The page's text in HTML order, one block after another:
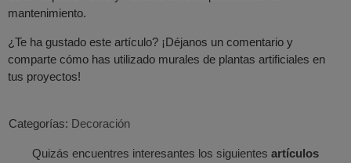
mantenimiento.
¿Te ha gustado este artículo? ¡Déjanos un comentario y
comparte cómo has utilizado murales de plantas artificiales en
tus proyectos!
Categorías: Decoración
Quizás encuentres interesantes los siguientes artículos